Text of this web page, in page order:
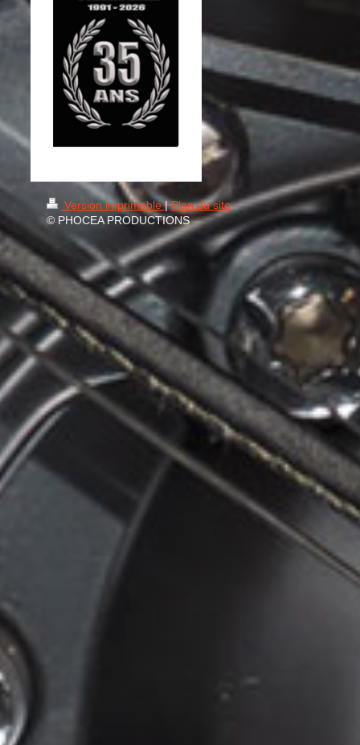
Version imprimable| Plan du site
© PHOCEA PRODUCTIONS